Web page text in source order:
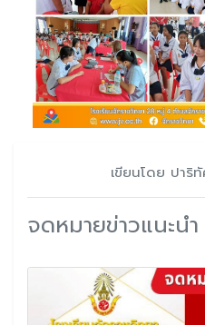
เขียนโดย ปา
จดหมายข่าวแนะนำ